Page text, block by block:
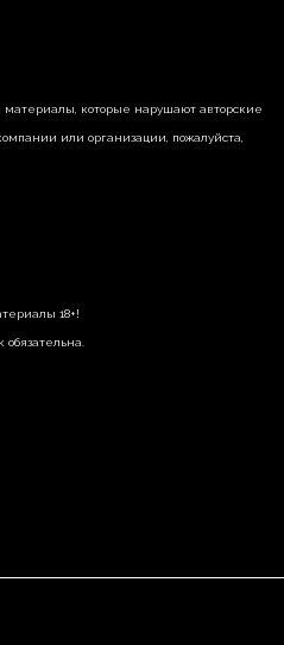
которые нарушают авторские
или организации, пожалуйста,
18+!